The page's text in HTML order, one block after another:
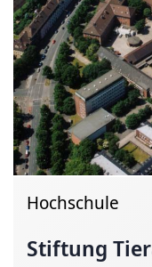
Hochschule
Stiftung